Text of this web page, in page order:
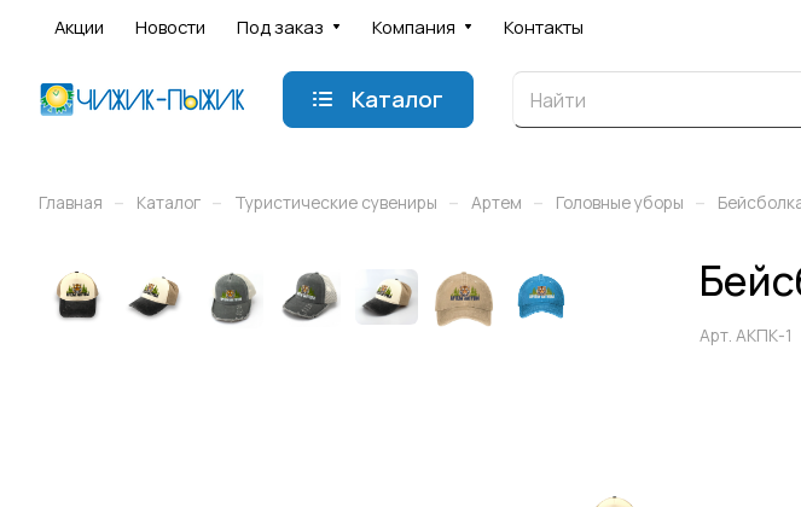
Акции Новости Под заказ Компания Контакты
Каталог
Главная – Каталог – Туристические сувениры – Артем – Головные уборы –
Арт. АКПК-1